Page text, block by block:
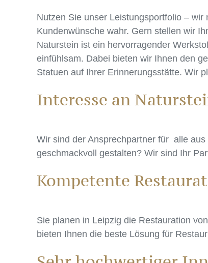
Nutzen Sie unser Leistungsportfolio –
Kundenwünsche wahr. Gern stellen wir
Naturstein ist ein hervorragender
einfühlsam. Dabei bieten wir Ihnen den
Statuen auf Ihrer Erinnerungsstätte. Wir
Interesse an
Wir sind der Ansprechpartner für alle
geschmackvoll gestalten? Wir sind Ihr
Kompetente
Sie planen in Leipzig die Restauration
bieten Ihnen die beste Lösung für